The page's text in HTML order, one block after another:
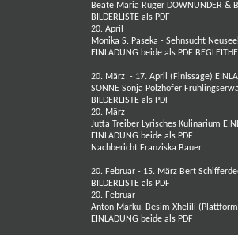
Beate Maria Rüger DOWNUNDER &
BILDERLISTE als PDF
20. April
Monika S. Paseka - Sehnsucht
EINLADUNG beide als PDF
20. März - 17. April (Finissage)
SONNE Sonja Polzhofer
BILDERLISTE als PDF
20. März
Jutta Treiber Lyrisches Kulinarium
EINLADUNG beide als PDF
Nachbericht Franziska Bauer
20. Februar - 15. März Bert
BILDERLISTE als PDF
20. Februar
Anton Marku, Besim Xhelili
EINLADUNG beide als PDF